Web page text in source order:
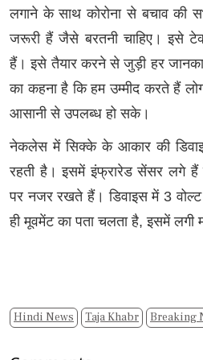
लगाने के साथ कोरोना से बचाव की
जरूरी हैं जैसे बरतनी चाहिए। इसे
हैं। इसे तैयार करने से जुड़ी हर
का कहना है कि हम उम्मीद करते हैं
आसानी से उपलब्ध हो सके।
नेकलेस में सिक्के के आकार की
रहती है। इसमें इंफ्रारेड सेंसर लगे
पर नजर रखते हैं। डिवाइस में 3
ही मूवमेंट का पता चलता है, इसमें लगी
Hindi News Taja Khabr Breaking